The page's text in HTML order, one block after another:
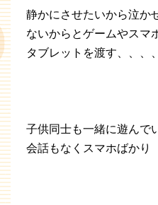
静かにさせたいから泣か
ないからとゲームやスマ
タブレットを渡す、、、、
子供同士も一緒に遊んで
会話もなくスマホばかり